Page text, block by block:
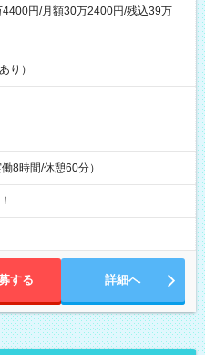
円/月額30万2400円/残込39万
り）
8時間/休憩60分）
する 詳細へ